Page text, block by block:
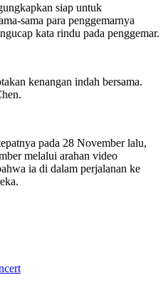
siap untuk
sama para penggemarnya
kata rindu pada penggemar.
kenangan indah bersama.
pada 28 November lalu,
melalui arahan video
ia di dalam perjalanan ke